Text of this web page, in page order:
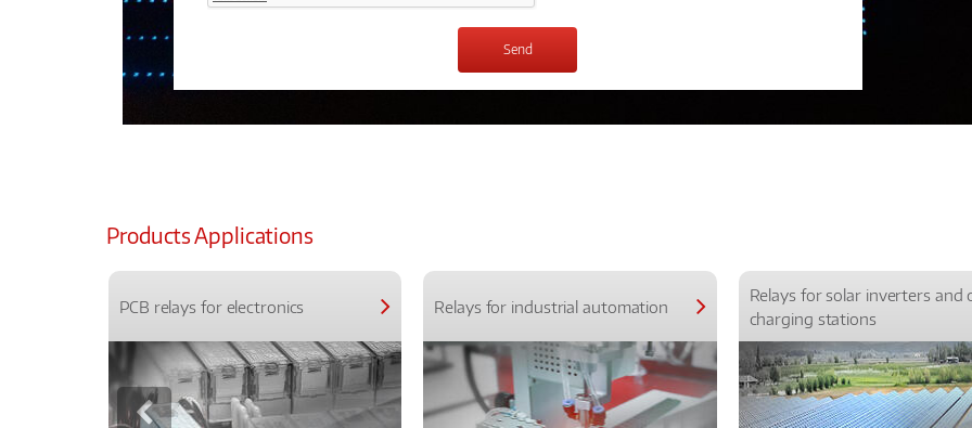
Products Applications
PCB relays for electronics Relays for industrial automation
Relays for solar inverters and
charging stations